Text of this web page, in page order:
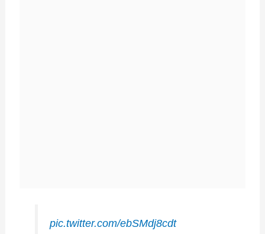
pic.twitter.com/ebSMdj8cdt